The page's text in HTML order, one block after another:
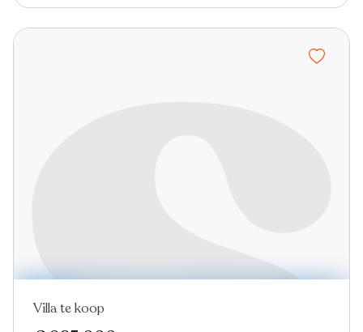
Villa te koop